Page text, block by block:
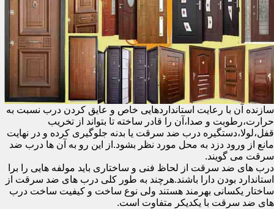
سازنده آن با رعایت استانداردهایی خاص و عایق کردن درب نسبت به
حرارت،رطوبت و صدا،آن را قادر ساخته تا بتواند از تخریب
قفل،لولا،دستگیره درب ضد سرقت یا بدنه جلوگیری کرده و در نهایت
مانع از ورود دزد به محل مورد نظر بشود.از این رو به آن ها درب ضد
سرقت می گویند.
درب های ضد سرقت از لحاظ فنی و ساختاری باید مولفه هایی را برا
استاندارد بودن دارا باشند.هرچند به طور کلی درب های ضد سرقت از
ساختار یکسانی بهرمند هستند ولی نوع ساخت و کیفیت ساخت درب
های ضد سرقت با یکدیکر متفاوت است.